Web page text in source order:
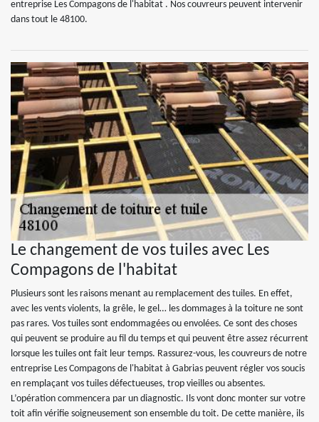
entreprise Les Compagons de l'habitat . Nos couvreurs peuvent intervenir
dans tout le 48100.
Le changement de vos tuiles avec Les
Compagons de l'habitat
Plusieurs sont les raisons menant au remplacement des tuiles. En effet,
avec les vents violents, la grêle, le gel… les dommages à la toiture ne sont
pas rares. Vos tuiles sont endommagées ou envolées. Ce sont des choses
qui peuvent se produire au fil du temps et qui peuvent être assez récurrent
lorsque les tuiles ont fait leur temps. Rassurez-vous, les couvreurs de notre
entreprise Les Compagons de l'habitat à Gabrias peuvent régler vos soucis
en remplaçant vos tuiles défectueuses, trop vieilles ou absentes.
L’opération commencera par un diagnostic. Ils vont donc monter sur votre
toit afin vérifie soigneusement son ensemble du toit. De cette manière, ils